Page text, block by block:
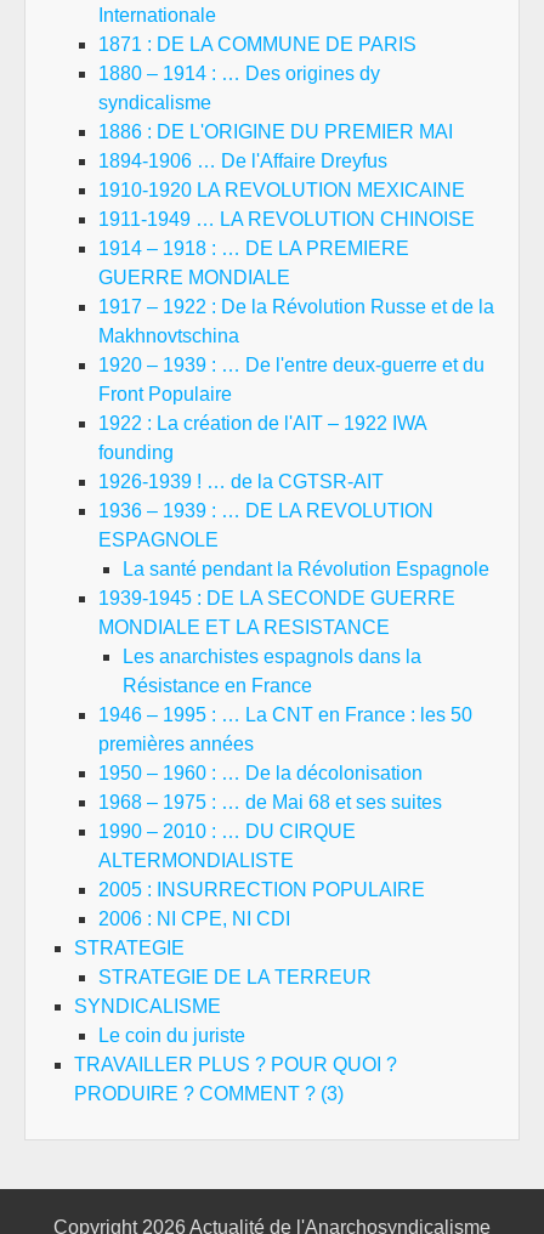
Internationale
1871 : DE LA COMMUNE DE PARIS
1880 – 1914 : … Des origines dy
syndicalisme
1886 : DE L'ORIGINE DU PREMIER MAI
1894-1906 … De l'Affaire Dreyfus
1910-1920 LA REVOLUTION MEXICAINE
1911-1949 … LA REVOLUTION CHINOISE
1914 – 1918 : … DE LA PREMIERE
GUERRE MONDIALE
1917 – 1922 : De la Révolution Russe et de la
Makhnovtschina
1920 – 1939 : … De l'entre deux-guerre et du
Front Populaire
1922 : La création de l'AIT – 1922 IWA
founding
1926-1939 ! … de la CGTSR-AIT
1936 – 1939 : … DE LA REVOLUTION
ESPAGNOLE
La santé pendant la Révolution Espagnole
1939-1945 : DE LA SECONDE GUERRE
MONDIALE ET LA RESISTANCE
Les anarchistes espagnols dans la
Résistance en France
1946 – 1995 : … La CNT en France : les 50
premières années
1950 – 1960 : … De la décolonisation
1968 – 1975 : … de Mai 68 et ses suites
1990 – 2010 : … DU CIRQUE
ALTERMONDIALISTE
2005 : INSURRECTION POPULAIRE
2006 : NI CPE, NI CDI
STRATEGIE
STRATEGIE DE LA TERREUR
SYNDICALISME
Le coin du juriste
TRAVAILLER PLUS ? POUR QUOI ?
PRODUIRE ? COMMENT ? (3)
Copyright 2026Actualité de l'Anarchosyndicalisme